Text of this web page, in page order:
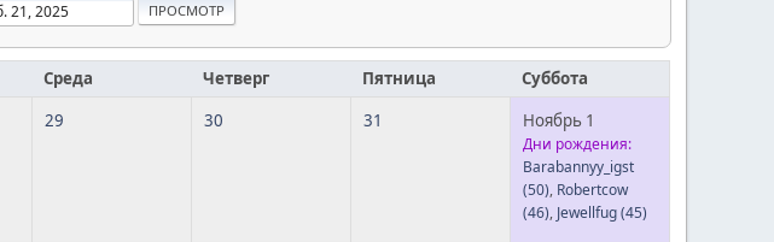
Среда Четверг Пятница Суббота
29 30 31 Ноябрь 1
Дни рождения:
Barabannyy_igst
(50), Robertcow
(46), Jewellfug(45)